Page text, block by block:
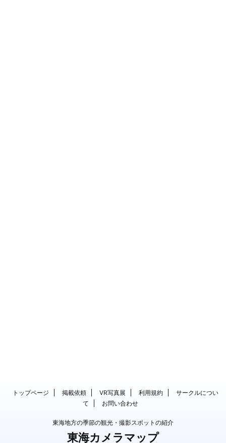
トップページ 掲載依頼 VR写真展 利用規約
サークルについ
て
お問い合わせ
東海地方の季節の観光・撮影スポットの紹介
東海カメラマップ